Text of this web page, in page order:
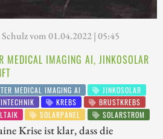
vom 01.04.2022 | 05:45
MEDICAL IMAGING AI, JINKOSOLAR
MEDICAL IMAGING AI
JINKOSOLAR
KREBS
BRUSTKREBS
SOLARPANEL SOLARSTROM
Krise ist klar, dass die